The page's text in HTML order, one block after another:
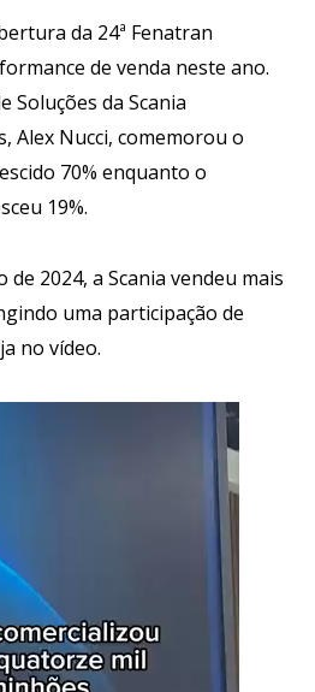
da 24ª Fenatran
de venda neste ano.
Soluções da Scania
Alex Nucci, comemorou o
70% enquanto o
19%.
2024, a Scania vendeu mais
uma participação de
no vídeo.